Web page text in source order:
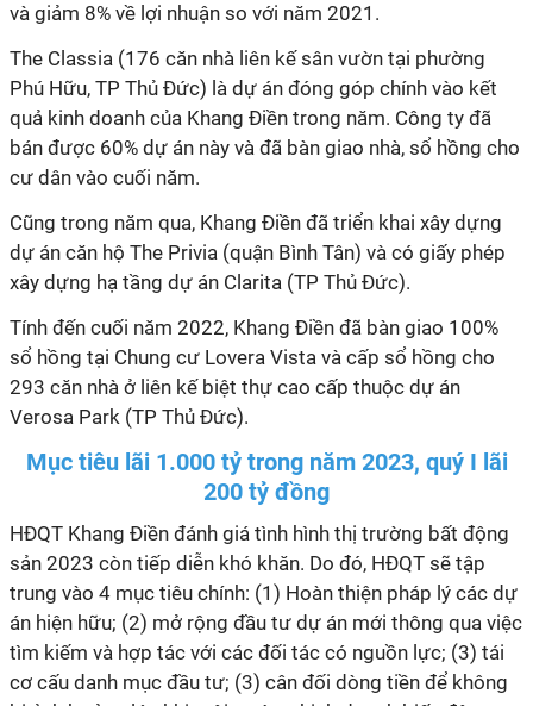
và giảm 8% về lợi nhuận so với năm 2021.
The Classia (176 căn nhà liên kế sân vườn tại phường
Phú Hữu, TP Thủ Đức) là dự án đóng góp chính vào kết
quả kinh doanh của Khang Điền trong năm. Công ty đã
bán được 60% dự án này và đã bàn giao nhà, sổ hồng cho
cư dân vào cuối năm.
Cũng trong năm qua, Khang Điền đã triển khai xây dựng
dự án căn hộ The Privia (quận Bình Tân) và có giấy phép
xây dựng hạ tầng dự án Clarita (TP Thủ Đức).
Tính đến cuối năm 2022, Khang Điền đã bàn giao 100%
sổ hồng tại Chung cư Lovera Vista và cấp sổ hồng cho
293 căn nhà ở liên kế biệt thự cao cấp thuộc dự án
Verosa Park (TP Thủ Đức).
Mục tiêu lãi 1.000 tỷ trong năm 2023, quý I lãi
200 tỷ đồng
HĐQT Khang Điền đánh giá tình hình thị trường bất động
sản 2023 còn tiếp diễn khó khăn. Do đó, HĐQT sẽ tập
trung vào 4 mục tiêu chính: (1) Hoàn thiện pháp lý các dự
án hiện hữu; (2) mở rộng đầu tư dự án mới thông qua việc
tìm kiếm và hợp tác với các đối tác có nguồn lực; (3) tái
cơ cấu danh mục đầu tư; (3) cân đối dòng tiền để không